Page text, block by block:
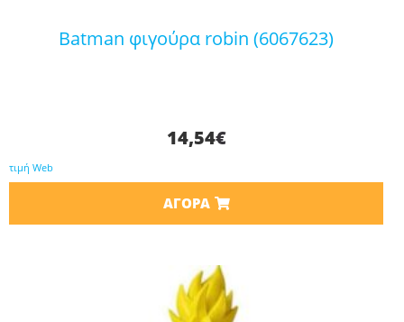
batman φιγούρα robin (6067623)
14,54€
τιμή Web
ΑΓΟΡΆ